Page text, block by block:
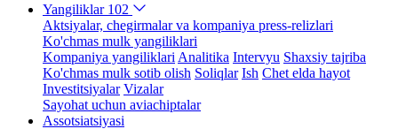
Yangiliklar 102
Aktsiyalar, chegirmalar va kompaniya press-relizlari
Ko'chmas mulk yangiliklari
Kompaniya yangiliklari Analitika Intervyu Shaxsiy tajriba
Ko'chmas mulk sotib olish Soliqlar Ish Chet elda hayot
Investitsiyalar Vizalar
Sayohat uchun aviachiptalar
Assotsiatsiyasi